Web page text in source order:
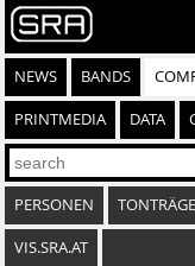
NEWS BANDS
PRINTMEDIA DATA
PERSONEN
VIS.SRA.AT